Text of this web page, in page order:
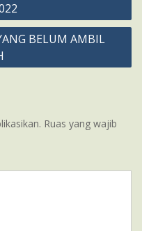
BELUM AMBIL
Ruas yang wajib